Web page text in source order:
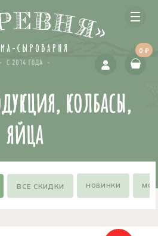
0 ₽
колбасы,
яйца
ВСЕ СКИДКИ НОВИНКИ